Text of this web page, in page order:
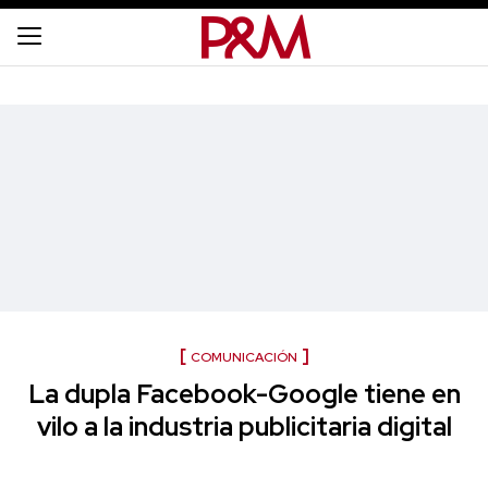
COMUNICACIÓN
La dupla Facebook-Google tiene en
vilo a la industria publicitaria digital